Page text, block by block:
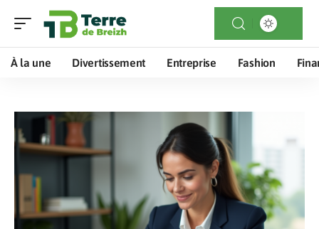
À la une Divertissement Entreprise Fashion